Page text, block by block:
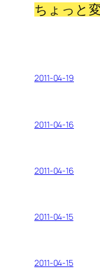
ちょっと
2011-04-19
2011-04-16
2011-04-16
2011-04-15
2011-04-15